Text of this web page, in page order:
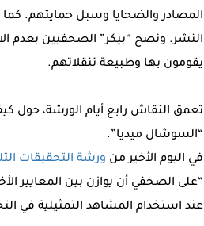
المصادر والضحايا وسبل حمايتهم.
النشر. ونصح “بيكر” الصحفيين بعدم
يقومون بها وطبيعة تنقلاتهم.
تعمق النقاش رابع أيام الورشة،
“السوشال ميديا”.
في اليوم الأخير من ورشة التحقيقات
“على الصحفي أن يوازن بين المعايير
عند استخدام المشاهد التمثيلية في